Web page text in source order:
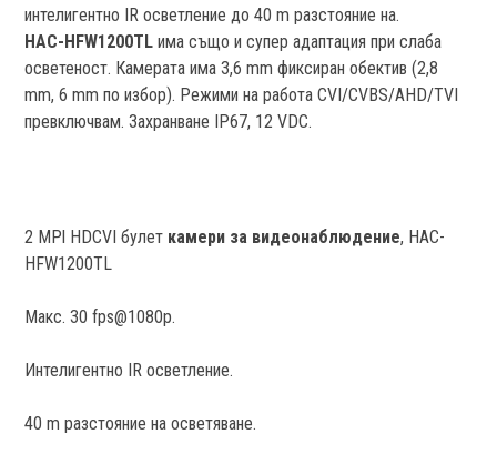
интелигентно IR осветление до 40 m разстояние на.
HAC-HFW1200TL има също и супер адаптация при слаба
осветеност. Камерата има 3,6 mm фиксиран обектив (2,8
mm, 6 mm по избор). Режими на работа CVI/CVBS/AHD/TVI
превключвам. Захранване IP67, 12 VDC.
2 MPl HDCVI булет камери за видеонаблюдение, HAC-
HFW1200TL
Макс. 30 fps@1080p.
Интелигентно IR осветление.
40 m разстояние на осветяване.